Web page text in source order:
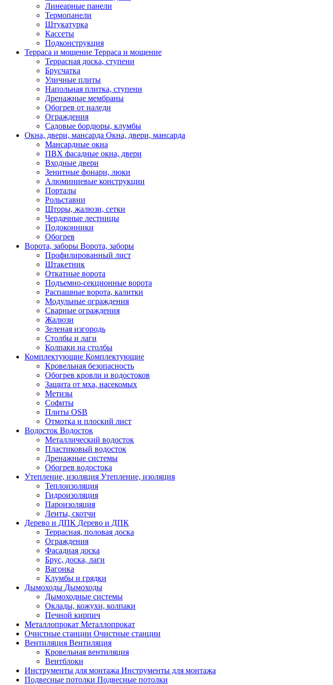
Линеарные панели
Термопанели
Штукатурка
Кассеты
Подконструкция
Терраса и мощение Терраса и мощение
Террасная доска, ступени
Брусчатка
Уличные плиты
Напольная плитка, ступени
Дренажные мембраны
Обогрев от наледи
Ограждения
Садовые бордюры, клумбы
Окна, двери, мансарда Окна, двери, мансарда
Мансардные окна
ПВХ фасадные окна, двери
Входные двери
Зенитные фонари, люки
Алюминиевые конструкции
Порталы
Рольставни
Шторы, жалюзи, сетки
Чердачные лестницы
Подоконники
Обогрев
Ворота, заборы Ворота, заборы
Профилированный лист
Штакетник
Откатные ворота
Подъемно-секционные ворота
Распашные ворота, калитки
Модульные ограждения
Сварные ограждения
Жалюзи
Зеленая изгородь
Столбы и лаги
Колпаки на столбы
Комплектующие Комплектующие
Кровельная безопасность
Обогрев кровли и водостоков
Защита от мха, насекомых
Метизы
Софиты
Плиты OSB
Отмотка и плоский лист
Водосток Водосток
Металлический водосток
Пластиковый водосток
Дренажные системы
Обогрев водостока
Утепление, изоляция Утепление, изоляция
Теплоизоляция
Гидроизоляция
Пароизоляция
Ленты, скотчи
Дерево и ДПК Дерево и ДПК
Террасная, половая доска
Ограждения
Фасадная доска
Брус, доска, лаги
Вагонка
Клумбы и грядки
Дымоходы Дымоходы
Дымоходные системы
Оклады, кожухи, колпаки
Печной кирпич
Металлопрокат Металлопрокат
Очистные станции Очистные станции
Вентиляция Вентиляция
Кровельная вентиляция
Вентблоки
Инструменты для монтажа Инструменты для монтажа
Подвесные потолки Подвесные потолки